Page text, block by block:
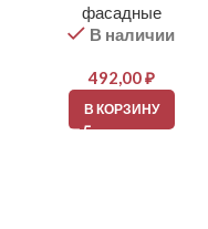
фасадные
В наличии
492,00₽
В КОРЗИНУ